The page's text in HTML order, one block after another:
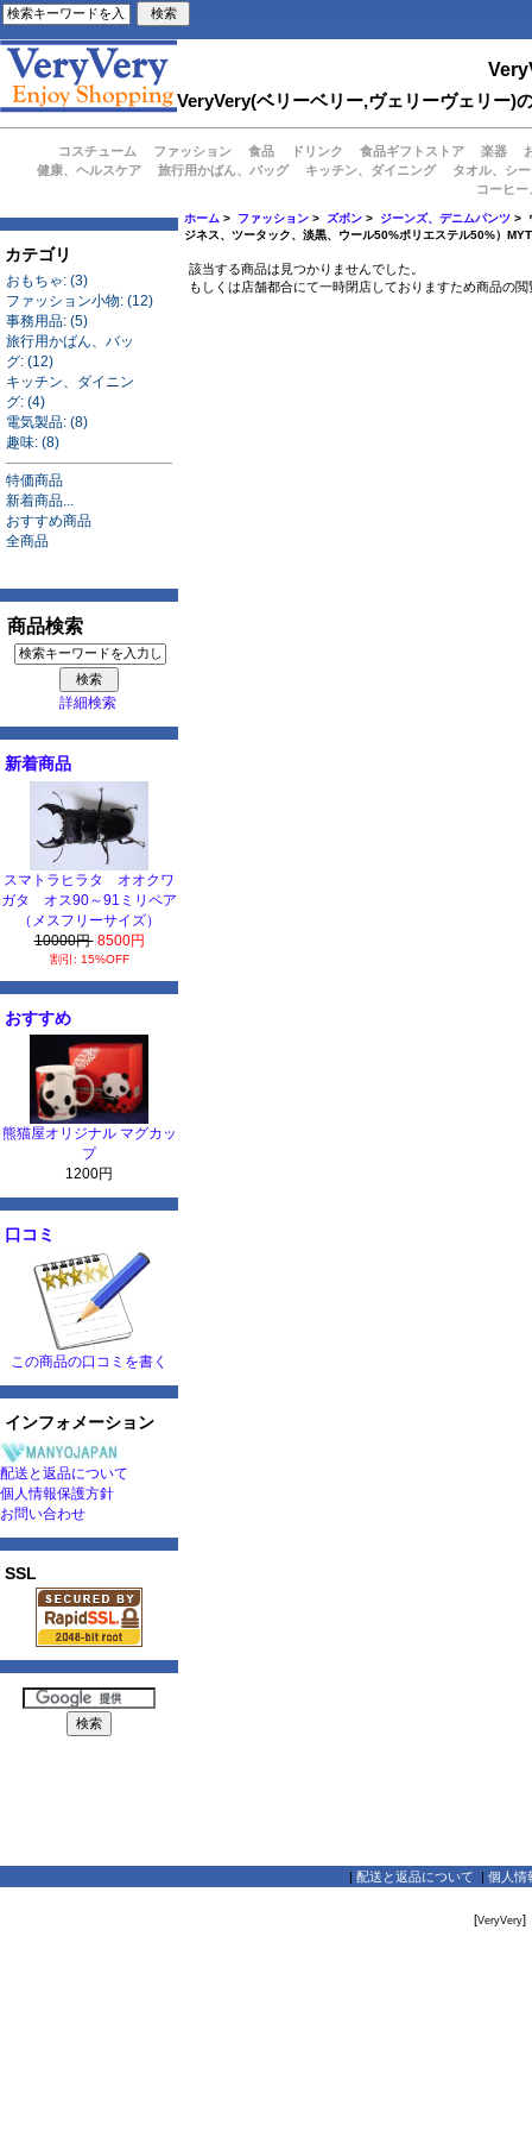
VeryVery(ベリーベリー,ヴェリーヴェリー)
コスチューム ファッション 食品 ドリンク 食品ギフトストア 楽器
健康、ヘルスケア
旅行用かばん、バッグ キッチン、ダイニング
タオル、シ
コーヒ
カテゴリ
おもちゃ: (3)
ファッション小物: (12)
事務用品: (5)
旅行用かばん、バッ
グ: (12)
キッチン、ダイニン
グ: (4)
電気製品: (8)
趣味: (8)
特価商品
新着商品...
おすすめ商品
全商品
商品検索
詳細検索
新着商品
スマトラヒラタ オオクワ
ガタ オス90～91ミリペア
（メスフリーサイズ）
10000円 8500円
割引: 15%OFF
おすすめ
熊猫屋オリジナル マグカッ
プ
1200円
口コミ
この商品の口コミを書く
インフォメーション
配送と返品について
個人情報保護方針
お問い合わせ
SSL
ホーム > ファッション >ズボン > ジーンズ、デニムパンツ >
ジネス、ツータック、淡黒、ウール50%ポリエステル50%）
該当する商品は見つかりませんでした。
もしくは店舗都合にて一時閉店しておりますため商品の
| 配送と返品について | 個人情
[VeryVery]